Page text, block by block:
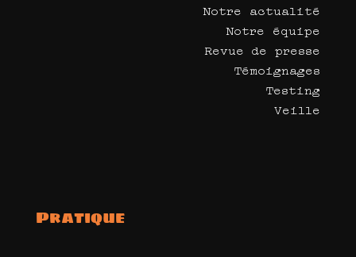
Notre actualité
Notre équipe
Revue de presse
Témoignages
Testing
Veille
Pratique